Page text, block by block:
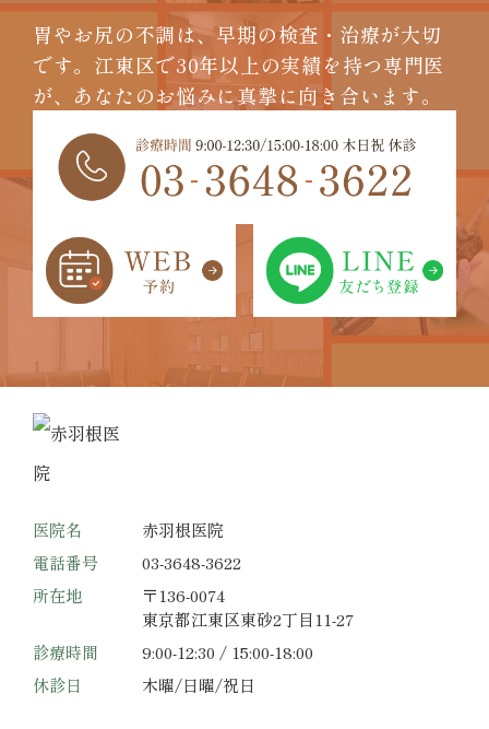
胃やお尻の不調は、早期の検査・治療が大切
です。 江東区で30年以上の実績を持つ専門医
が、 あなたのお悩みに真摯に向き合います。
医院名
赤羽根医院
電話番号
03-3648-3622
所在地
〒136-0074
東京都江東区東砂2丁目11-27
診療時間
9:00-12:30 / 15:00-18:00
休診日
木曜/日曜/祝日